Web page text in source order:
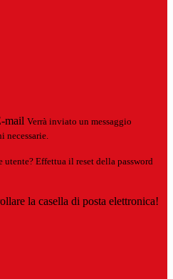
mail Verrà inviato un messaggio
necessarie.
utente? Effettua il reset della password
la casella di posta elettronica!